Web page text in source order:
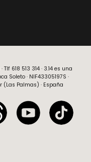
· Tlf618 513 314· 3.14 es una
Soleto· NIF43305197S ·
(Las Palmas) · España